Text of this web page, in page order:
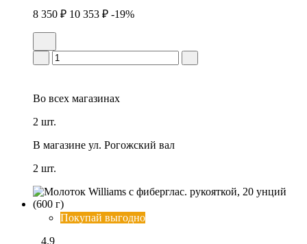
8 350 ₽ 10 353 ₽ -19%
Во всех магазинах
2 шт.
В магазине ул. Рогожский вал
2 шт.
Покупай выгодно
4.9